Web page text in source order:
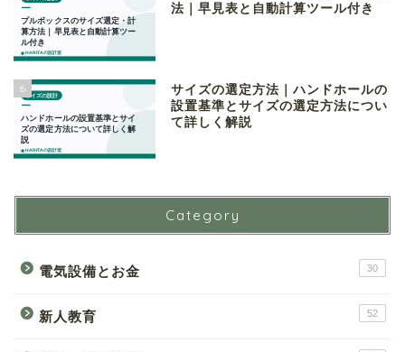
法｜早見表と自動計算ツール付き
6
サイズの選定方法｜ハンドホールの
設置基準とサイズの選定方法につい
て詳しく解説
Category
電気設備とお金 30
新人教育 52